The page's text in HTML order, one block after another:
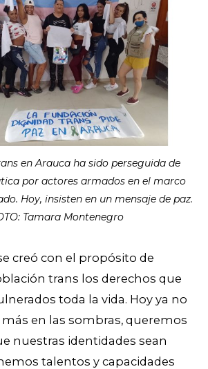
en Arauca ha sido perseguida de
por actores armados en el marco
Hoy, insisten en un mensaje de paz.
Tamara Montenegro
creó con el propósito de
trans los derechos que
toda la vida. Hoy ya no
en las sombras, queremos
nuestras identidades sean
talentos y capacidades